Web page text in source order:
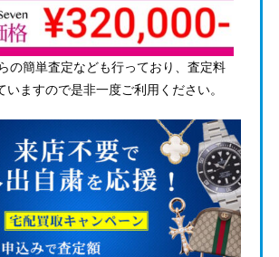
の簡単査定なども行っており、査定料
いますので是非一度ご利用ください。